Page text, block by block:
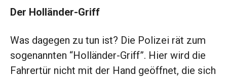
Der Holländer-Griff
Was dagegen zu tun ist? Die Polizei rät zum
sogenannten “Holländer-Griff”. Hier wird die
Fahrertür nicht mit der Hand geöffnet, die sich